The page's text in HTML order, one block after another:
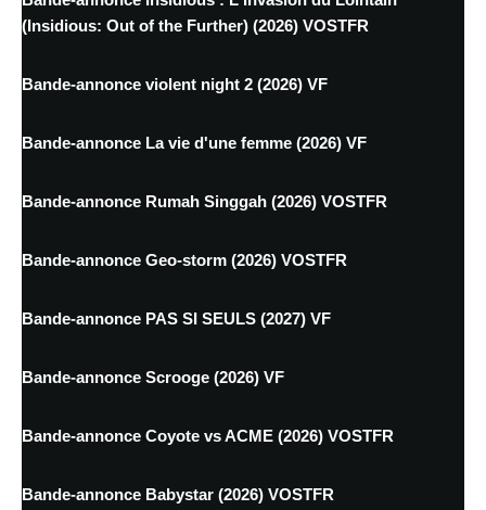
(Insidious: Out of the Further) (2026) VOSTFR
Bande-annonce violent night 2 (2026) VF
Bande-annonce La vie d'une femme (2026) VF
Bande-annonce Rumah Singgah (2026) VOSTFR
Bande-annonce Geo-storm (2026) VOSTFR
Bande-annonce PAS SI SEULS (2027) VF
Bande-annonce Scrooge (2026) VF
Bande-annonce Coyote vs ACME (2026) VOSTFR
Bande-annonce Babystar (2026) VOSTFR